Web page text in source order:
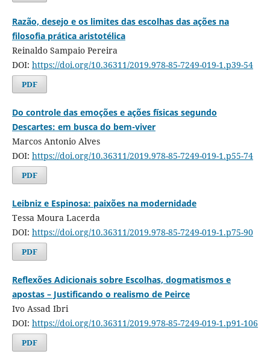
Razão, desejo e os limites das escolhas das ações na
filosofia prática aristotélica
Reinaldo Sampaio Pereira
DOI: https://doi.org/10.36311/2019.978-85-7249-019-1.p39-54
PDF
Do controle das emoções e ações físicas segundo
Descartes: em busca do bem-viver
Marcos Antonio Alves
DOI: https://doi.org/10.36311/2019.978-85-7249-019-1.p55-74
PDF
Leibniz e Espinosa: paixões na modernidade
Tessa Moura Lacerda
DOI: https://doi.org/10.36311/2019.978-85-7249-019-1.p75-90
PDF
Reflexões Adicionais sobre Escolhas, dogmatismos e
apostas – Justificando o realismo de Peirce
Ivo Assad Ibri
DOI: https://doi.org/10.36311/2019.978-85-7249-019-1.p91-106
PDF